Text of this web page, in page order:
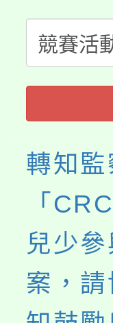
半價
者。
份教
份教
淨零
會
程
轉知
「
兒少
案，